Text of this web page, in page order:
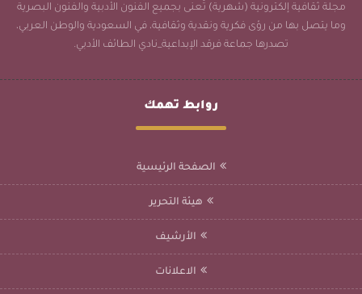
مجلة ثقافية إلكترونية (شهرية) تُعنى بجميع الفنون الأدبية والفنون البصرية
وما يتصل بها من رؤى فكرية ونقدية وثقافية، في السعودية والوطن العربي،
تصدرها جماعة فرقد الإبداعية_نادي الطائف الأدبي.
روابط تهمك
الصفحة الرئيسية
هيئة التحرير
الأرشيف
الاعلانات